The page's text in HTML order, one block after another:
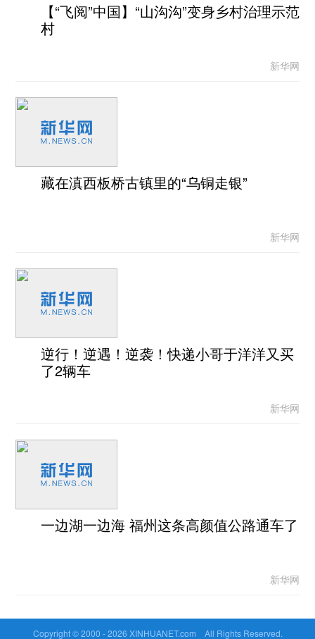
【“飞阅”中国】“山沟沟”变身乡村治理示范
村
新华网
藏在滇西板桥古镇里的“乌铜走银”
新华网
逆行！逆遇！逆袭！快递小哥于洋洋又买
了2辆车
新华网
一边湖一边海 福州这条高颜值公路通车了
新华网
Copyright © 2000 -2026 XINHUANET.com All Rights Reserved.